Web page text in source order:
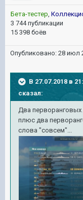
Бета-тестер,
3 744 публикации
15 398 боёв
Опубликовано: 28 июл
В 27.07.2018 в
сказал:
Два
плюс два
слова "совсем"...